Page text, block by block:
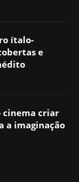
ítalo-
e
cinema criar
a imaginação